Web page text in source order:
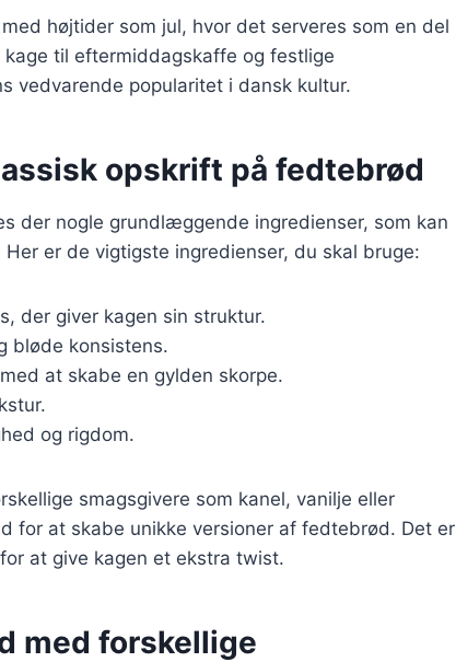
højtider som jul, hvor det serveres som en del
til eftermiddagskaffe og festlige
vedvarende popularitet i dansk kultur.
opskrift på fedtebrød
der nogle grundlæggende ingredienser, som kan
er de vigtigste ingredienser, du skal bruge:
der giver kagen sin struktur.
bløde konsistens.
at skabe en gylden skorpe.
og rigdom.
smagsgivere som kanel, vanilje eller
for at skabe unikke versioner af fedtebrød. Det er
at give kagen et ekstra twist.
med forskellige